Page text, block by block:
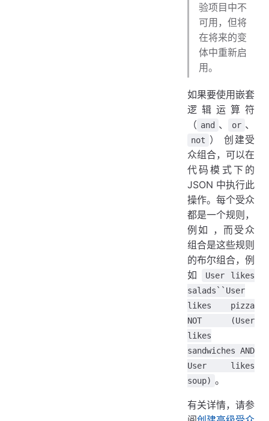
验项目中不
可用，但将
在将来的变
体中重新启
用。
如果要使用嵌套
逻辑运算符
（ and 、 or 、
not ） 创建受
众组合，可以在
代码模式下的
JSON 中执行此
操作。每个受众
都是一个规则，
例如 ，而受众
组合是这些规则
的布尔组合，例
如
User likes
salads``User
likes pizza
NOT (User
likes
sandwiches AND
User likes
soup) 。
有关详情，请参